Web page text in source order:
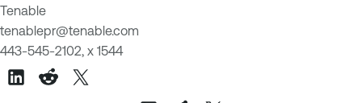
Tenable
tenablepr@tenable.com
443-545-2102, x 1544